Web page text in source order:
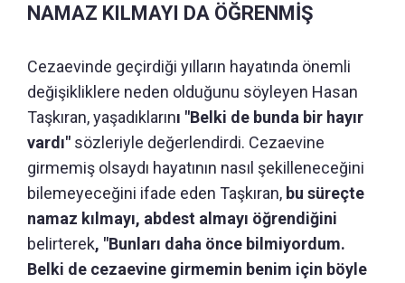
NAMAZ KILMAYI DA ÖĞRENMİŞ
Cezaevinde geçirdiği yılların hayatında önemli
değişikliklere neden olduğunu söyleyen Hasan
Taşkıran, yaşadıklarını "Belki de bunda bir hayır
vardı" sözleriyle değerlendirdi. Cezaevine
girmemiş olsaydı hayatının nasıl şekilleneceğini
bilemeyeceğini ifade eden Taşkıran, bu süreçte
namaz kılmayı, abdest almayı öğrendiğini
belirterek, "Bunları daha önce bilmiyordum.
Belki de cezaevine girmemin benim için böyle